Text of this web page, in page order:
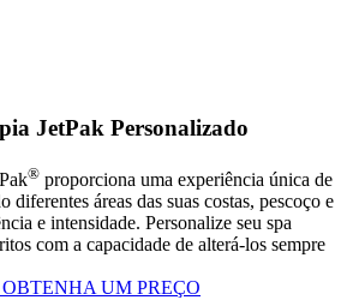
JetPak Personalizado
® proporciona uma experiência única de
diferentes áreas das suas costas, pescoço e
e intensidade. Personalize seu spa
com a capacidade de alterá-los sempre
UM PREÇO